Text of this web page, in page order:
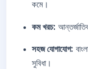
কমে।
কম খরচ:
সহজ যোগাযোগ:
সুবিধা।